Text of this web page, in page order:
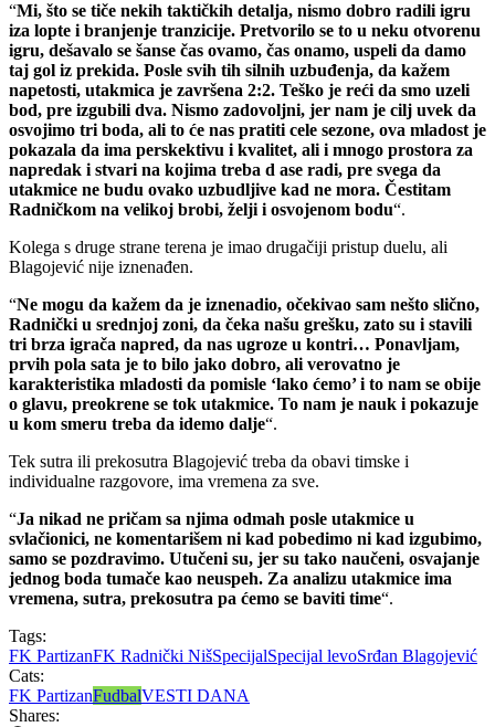
“Mi, što se tiče nekih taktičkih detalja, nismo dobro radili igru
iza lopte i branjenje tranzicije. Pretvorilo se to u neku otvorenu
igru, dešavalo se šanse čas ovamo, čas onamo, uspeli da damo
taj gol iz prekida. Posle svih tih silnih uzbuđenja, da kažem
napetosti, utakmica je završena 2:2. Teško je reći da smo uzeli
bod, pre izgubili dva. Nismo zadovoljni, jer nam je cilj uvek da
osvojimo tri boda, ali to će nas pratiti cele sezone, ova mladost je
pokazala da ima perskektivu i kvalitet, ali i mnogo prostora za
napredak i stvari na kojima treba d ase radi, pre svega da
utakmice ne budu ovako uzbudljive kad ne mora. Čestitam
Radničkom na velikoj brobi, želji i osvojenom bodu“.
Kolega s druge strane terena je imao drugačiji pristup duelu, ali
Blagojević nije iznenađen.
“Ne mogu da kažem da je iznenadio, očekivao sam nešto slično,
Radnički u srednjoj zoni, da čeka našu grešku, zato su i stavili
tri brza igrača napred, da nas ugroze u kontri… Ponavljam,
prvih pola sata je to bilo jako dobro, ali verovatno je
karakteristika mladosti da pomisle ‘lako ćemo’ i to nam se obije
o glavu, preokrene se tok utakmice. To nam je nauk i pokazuje
u kom smeru treba da idemo dalje“.
Tek sutra ili prekosutra Blagojević treba da obavi timske i
individualne razgovore, ima vremena za sve.
“Ja nikad ne pričam sa njima odmah posle utakmice u
svlačionici, ne komentarišem ni kad pobedimo ni kad izgubimo,
samo se pozdravimo. Utučeni su, jer su tako naučeni, osvajanje
jednog boda tumače kao neuspeh. Za analizu utakmice ima
vremena, sutra, prekosutra pa ćemo se baviti time“.
Tags:
FK PartizanFK Radnički NišSpecijalSpecijal levoSrđan Blagojević
Cats:
FK PartizanFudbalVESTI DANA
Shares: